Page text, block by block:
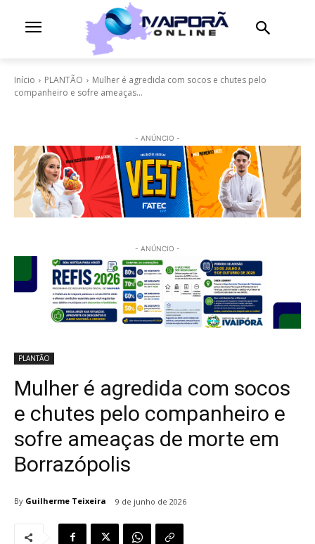
Início PLANTÃO
Mulher é agredida com socos e chutes pelo
companheiro e sofre ameaças...
- ANÚNCIO -
- ANÚNCIO -
PLANTÃO
Mulher é agredida com socos
e chutes pelo companheiro e
sofre ameaças de morte em
Borrazópolis
By Guilherme Teixeira 9 de junho de 2026